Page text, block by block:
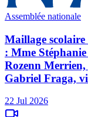
Assemblée nationale
Maillage
: Mme
Rozenn
Gabriel Fraga,
22 Jul 2026